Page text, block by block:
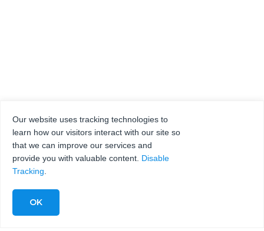
Our website uses tracking technologies to
learn how our visitors interact with our site so
that we can improve our services and
provide you with valuable content. Disable
Tracking